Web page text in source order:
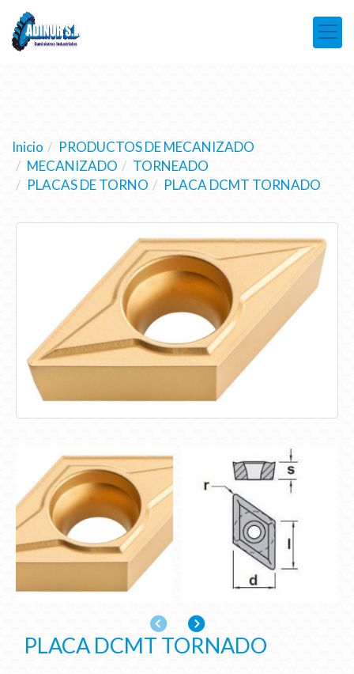
Inicio
PRODUCTOS DE MECANIZADO
MECANIZADO
TORNEADO
PLACAS DE TORNO
PLACA DCMT TORNADO
AnteriorSiguiente
PLACA DCMT TORNADO